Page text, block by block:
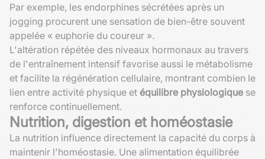
Par exemple, les endorphines sécrétées après un
jogging procurent une sensation de bien-être souvent
appelée « euphorie du coureur ».
L'altération répétée des niveaux hormonaux au travers
de l'entraînement intensif favorise aussi le métabolisme
et facilite la régénération cellulaire, montrant combien le
lien entre activité physique et équilibre physiologique se
renforce continuellement.
Nutrition, digestion et homéostasie
La nutrition influence directement la capacité du corps à
maintenir l'homéostasie. Une alimentation équilibrée